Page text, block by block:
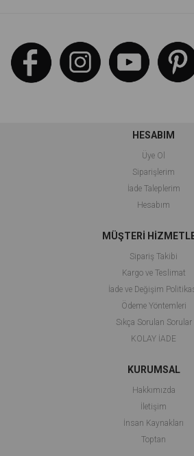
HESABIM
Üye Ol
Siparişlerim
İade Taleplerim
Hesabım
MÜŞTERİ
Sipariş Takibi
Kargo ve Teslimat
İade ve Değişim
Ödeme Yöntemleri
Sıkça Sorulan Sorular
KOLAY İADE
KURUMSAL
Hakkımızda
İletişim
İnsan Kaynakları
Toptan